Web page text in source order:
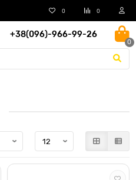
0 0
+38(096)-966-99-26
0